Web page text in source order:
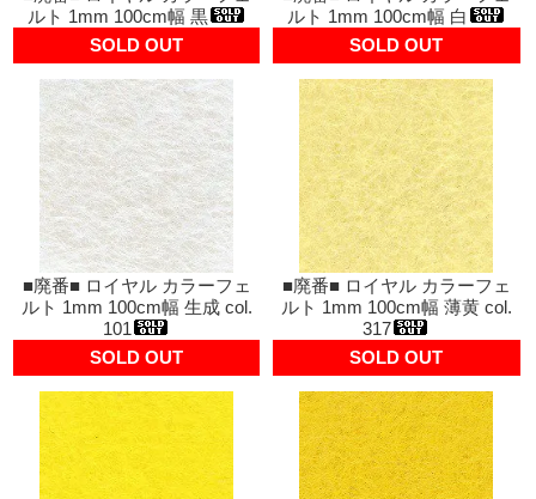
ルト 1mm 100cm幅 黒
SOLD OUT
ルト 1mm 100cm幅 白
SOLD OUT
■廃番■ ロイヤル カラーフェ
ルト 1mm 100cm幅 生成 col.
101
SOLD OUT
■廃番■ ロイヤル カラーフェ
ルト 1mm 100cm幅 薄黄 col.
317
SOLD OUT